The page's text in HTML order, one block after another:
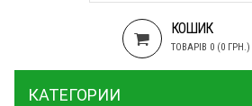
КОШИК
ТОВАРІВ 0 (0 ГРН.)
КАТЕГОРИИ